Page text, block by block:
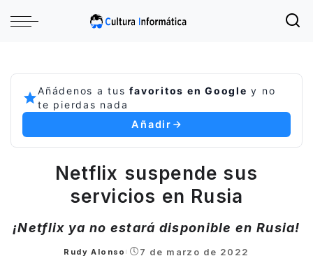
Añádenos a tusfavoritos en Google y no
te pierdas nada
Añadir
Netflix suspende sus
servicios en Rusia
¡Netflix ya no estará disponible en Rusia!
Posted
Rudy Alonso 7 de marzo de 2022